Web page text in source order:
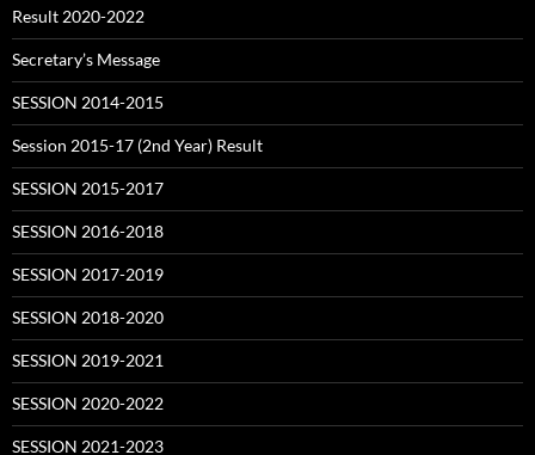
Result 2020-2022
Secretary’s Message
SESSION 2014-2015
Session 2015-17 (2nd Year) Result
SESSION 2015-2017
SESSION 2016-2018
SESSION 2017-2019
SESSION 2018-2020
SESSION 2019-2021
SESSION 2020-2022
SESSION 2021-2023